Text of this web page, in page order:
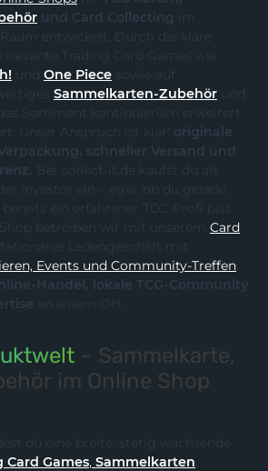
und Card Collecting
im
entwickelt. Durch die klare
auf relevante Trading Card Games wie
und One Piece sowie auf
Sammelkarten-Zubehör
erweitert
und professionalisiert. Unser Anspruch ist klar: originale
Bei collect-it.de kaufst du als
– egal, ob du gerade
erfahrener TCG-Profi bist.
betreiben wir mit unserem Card
Ladengeschäft mit
Turnieren, Events und Community-Treffen.
Handel, lokale TCG-Community
an einem Ort.
– Sammelkarte,
im Online Shop
du eine breite, stetig wachsende
Trading Card Games, Sammelkarten,